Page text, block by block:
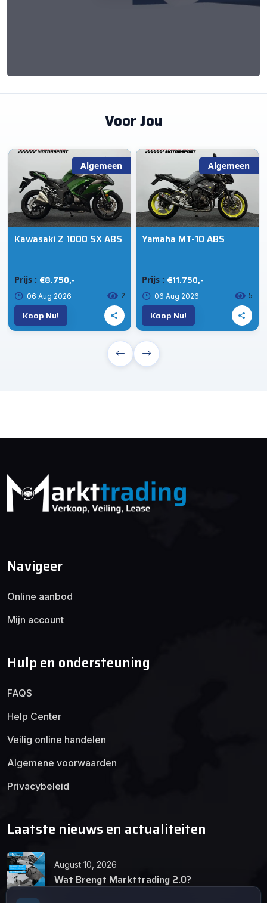
Voor Jou
Algemeen
Kawasaki Z 1000 SX ABS
Prijs : €8.750,-
06 Aug 2026 2
Koop Nu!
Algemeen
Yamaha MT-10 ABS
Prijs : €11.750,-
06 Aug 2026 5
Koop Nu!
Navigeer
Online aanbod
Mijn account
Hulp en ondersteuning
FAQS
Help Center
Veilig online handelen
Algemene voorwaarden
Privacybeleid
Laatste nieuws en actualiteiten
August 10, 2026
Wat Brengt Markttrading 2.0?